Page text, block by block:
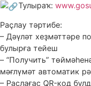
Тулыраҡ:
Раҫлау тәртибе:
– Дәүләт хеҙмәттәре
булырға тейеш
– “Получить”
мәғлүмәт автоматик
– Раҫлағас QR-код